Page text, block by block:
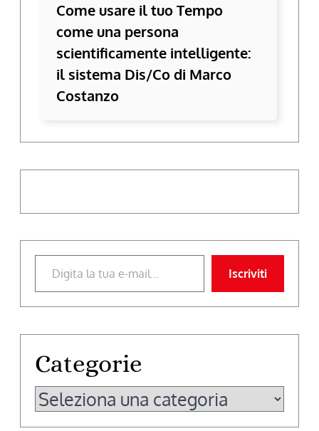
Come usare il tuo Tempo
come una persona
scientificamente intelligente:
il sistema Dis/Co di Marco
Costanzo
Digita la tua e-mail...
Iscriviti
Categorie
Categorie